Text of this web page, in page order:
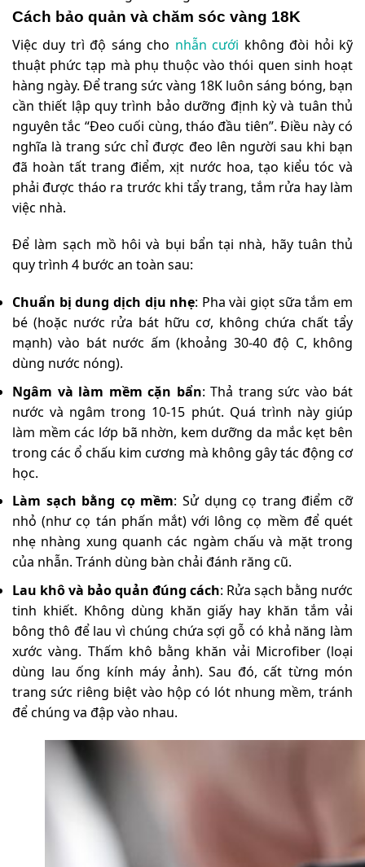
Cách bảo quản và chăm sóc vàng 18K
Việc duy trì độ sáng cho nhẫn cưới không đòi hỏi kỹ
thuật phức tạp mà phụ thuộc vào thói quen sinh hoạt
hàng ngày. Để trang sức vàng 18K luôn sáng bóng, bạn
cần thiết lập quy trình bảo dưỡng định kỳ và tuân thủ
nguyên tắc “Đeo cuối cùng, tháo đầu tiên”. Điều này có
nghĩa là trang sức chỉ được đeo lên người sau khi bạn
đã hoàn tất trang điểm, xịt nước hoa, tạo kiểu tóc và
phải được tháo ra trước khi tẩy trang, tắm rửa hay làm
việc nhà.
Để làm sạch mồ hôi và bụi bẩn tại nhà, hãy tuân thủ
quy trình 4 bước an toàn sau:
Chuẩn bị dung dịch dịu nhẹ: Pha vài giọt sữa tắm em
bé (hoặc nước rửa bát hữu cơ, không chứa chất tẩy
mạnh) vào bát nước ấm (khoảng 30-40 độ C, không
dùng nước nóng).
Ngâm và làm mềm cặn bẩn: Thả trang sức vào bát
nước và ngâm trong 10-15 phút. Quá trình này giúp
làm mềm các lớp bã nhờn, kem dưỡng da mắc kẹt bên
trong các ổ chấu kim cương mà không gây tác động cơ
học.
Làm sạch bằng cọ mềm: Sử dụng cọ trang điểm cỡ
nhỏ (như cọ tán phấn mắt) với lông cọ mềm để quét
nhẹ nhàng xung quanh các ngàm chấu và mặt trong
của nhẫn. Tránh dùng bàn chải đánh răng cũ.
Lau khô và bảo quản đúng cách: Rửa sạch bằng nước
tinh khiết. Không dùng khăn giấy hay khăn tắm vải
bông thô để lau vì chúng chứa sợi gỗ có khả năng làm
xước vàng. Thấm khô bằng khăn vải Microfiber (loại
dùng lau ống kính máy ảnh). Sau đó, cất từng món
trang sức riêng biệt vào hộp có lót nhung mềm, tránh
để chúng va đập vào nhau.